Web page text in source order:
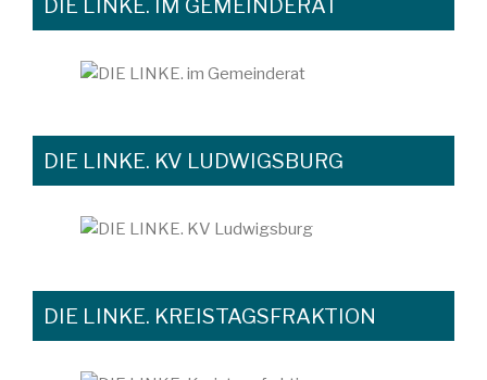
DIE LINKE. IM GEMEINDERAT
DIE LINKE. KV LUDWIGSBURG
DIE LINKE. KREISTAGSFRAKTION